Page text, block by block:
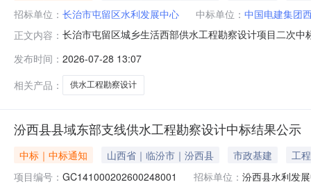
招标单位： 长治市屯留区水利发展中心 中标单位： 中国电建集团
正文内容： 长治市屯留区城乡生活西部供水工程勘察设计项目二次
标人：牵头人：中国电建集团西北勘测设计研究院有限
无三、监督部门本招标
发布时间： 2026-07-28 13:07
相关产品：
供水工程勘察设计
汾西县县域东部支线供水工程勘察设计中标结果公示
中标｜中标通知 山西省｜临汾市｜汾西县 市政基建
工程
项目编号： GC141000202600248001 招标单位： 汾西县水利发